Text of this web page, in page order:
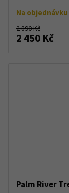
Na objednávku
2 890 Kč
2 450 Kč
Palm River